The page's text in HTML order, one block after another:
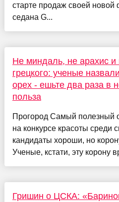
старте продаж своей
седана G...
Не миндаль, не арахис и
грецкого: ученые
орех - ешьте два раза в
польза
Прогород Самый полезный
на конкурсе красоты среди
кандидаты хороши, но
Ученые, кстати, эту корону
Гришин о ЦСКА: